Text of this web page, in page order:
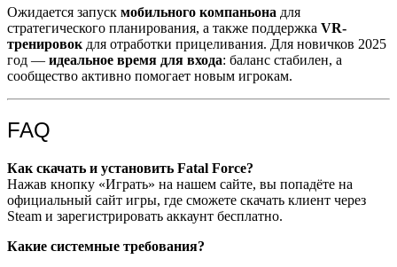
Ожидается запуск мобильного компаньона для
стратегического планирования, а также поддержка VR-
тренировок для отработки прицеливания. Для новичков 2025
год — идеальное время для входа: баланс стабилен, а
сообщество активно помогает новым игрокам.
FAQ
Как скачать и установить Fatal Force?
Нажав кнопку «Играть» на нашем сайте, вы попадёте на
официальный сайт игры, где сможете скачать клиент через
Steam и зарегистрировать аккаунт бесплатно.
Какие системные требования?